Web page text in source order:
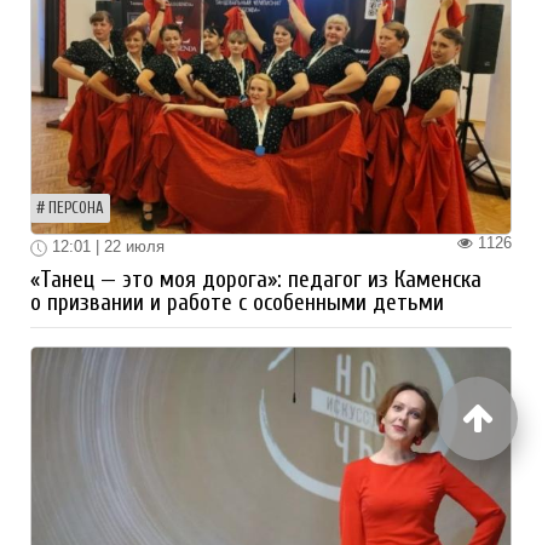
ПЕРСОНА
1126
12:01 | 22 июля
«Танец — это моя дорога»: педагог из Каменска
о призвании и работе с особенными детьми